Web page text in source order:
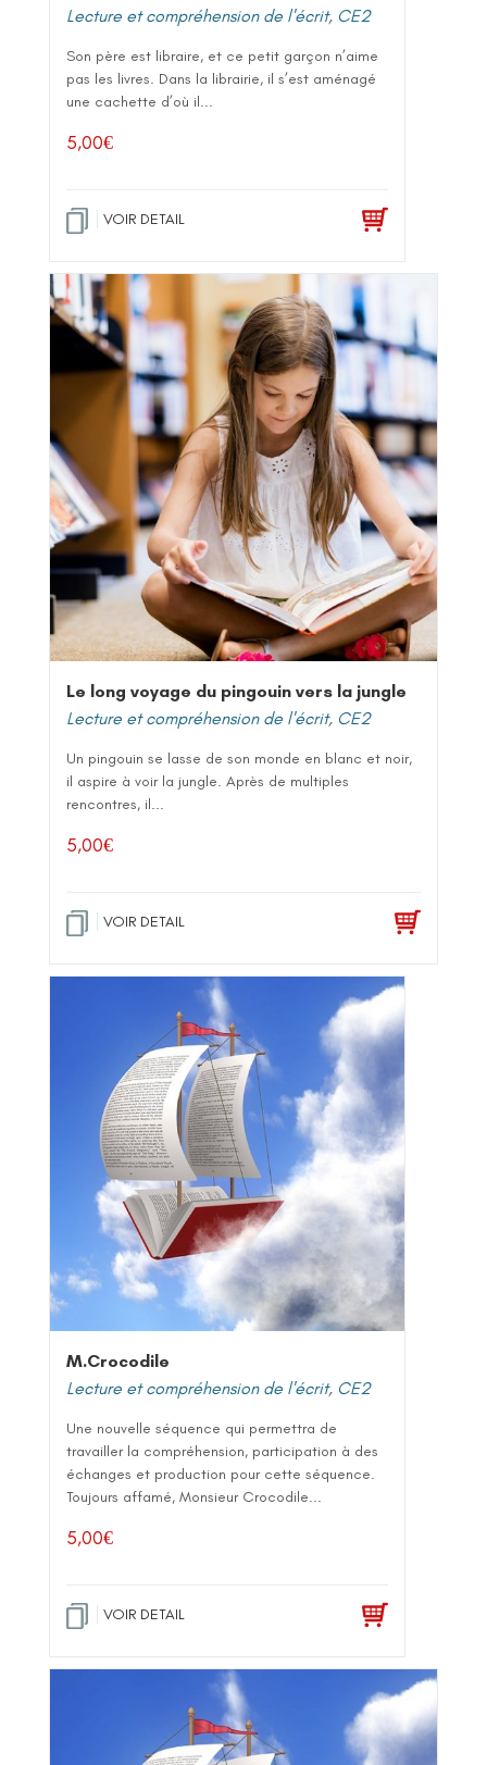
Lecture et compréhension de l'écrit, CE2
Son père est libraire, et ce petit garçon n’aime
pas les livres. Dans la librairie, il s’est aménagé
une cachette d’où il...
5,00€
VOIR DETAIL
Le long voyage du pingouin vers la jungle
Lecture et compréhension de l'écrit, CE2
Un pingouin se lasse de son monde en blanc et noir,
il aspire à voir la jungle. Après de multiples
rencontres, il...
5,00€
VOIR DETAIL
M.Crocodile
Lecture et compréhension de l'écrit, CE2
Une nouvelle séquence qui permettra de
travailler la compréhension, participation à des
échanges et production pour cette séquence.
Toujours affamé, Monsieur Crocodile...
5,00€
VOIR DETAIL